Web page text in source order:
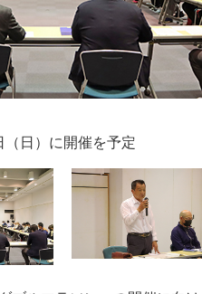
日）に開催を予定